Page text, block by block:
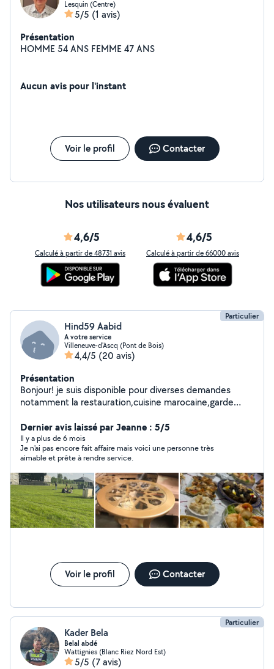
Lesquin (Centre)
5/5 (1 avis)
Présentation
HOMME 54 ANS FEMME 47 ANS
Aucun avis pour l'instant
Voir le profil Contacter
Nos utilisateurs nous évaluent
4,6/5
Calculé à partir de 48731 avis
4,6/5
Calculé à partir de 66000 avis
Particulier
Hind59 Aabid
A votre service
Villeneuve-d'Ascq (Pont de Bois)
4,4/5 (20 avis)
Présentation
Bonjour! je suis disponible pour diverses demandes
notamment la restauration,cuisine marocaine,garde
ménage.N'hésitez pas à me contacter en cas de
besoin.Merci
Dernier avis laissé par Jeanne : 5/5
Il y a plus de 6 mois
Je n'ai pas encore fait affaire mais voici une personne très
aimable et prête à rendre service.
Voir le profil Contacter
Particulier
Kader Bela
Belal abdé
Wattignies (Blanc Riez Nord Est)
5/5 (7 avis)